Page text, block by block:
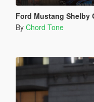
Ford Mustang Shelby
By Chord Tone